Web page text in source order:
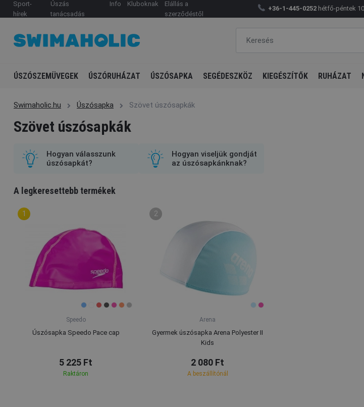
Sport-
hírek
Úszás
tanácsadás
Info Kluboknak
Elállás a
szerződéstől
+36-1-445-0252 hétfő-péntek
ÚSZÓSZEMÜVEGEK ÚSZÓRUHÁZAT ÚSZÓSAPKA SEGÉDESZKÖZ KIEGÉSZÍTŐK RUHÁZAT
Swimaholic.hu Úszósapka Szövet úszósapkák
Szövet úszósapkák
Hogyan válasszunk
úszósapkát?
Hogyan viseljük gondját
az úszósapkánknak?
A legkeresettebb termékek
Speedo
Úszósapka Speedo Pace cap
5 225 Ft
Raktáron
Arena
Gyermek úszósapka Arena Polyester II
Kids
2 080 Ft
A beszállítónál